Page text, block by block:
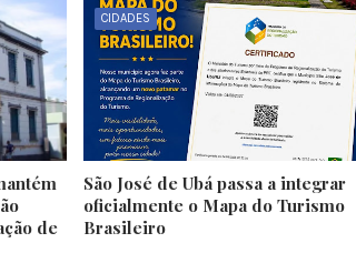
de
CIDADES
São José de Ubá passa a integrar
oficialmente o Mapa do Turismo
Brasileiro